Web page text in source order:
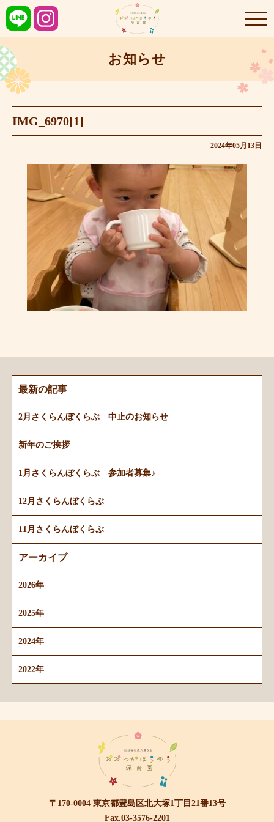
お知らせ
IMG_6970[1]
2024年05月13日
最新の記事
2月さくらんぼくらぶ 中止のお知らせ
新年のご挨拶
1月さくらんぼくらぶ 参加者募集♪
12月さくらんぼくらぶ
11月さくらんぼくらぶ
アーカイブ
2026年
2025年
2024年
2022年
〒170-0004 東京都豊島区北大塚1丁目21番13号
Fax.03-3576-2201